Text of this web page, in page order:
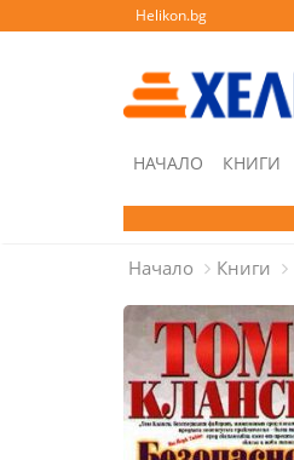
Helikon.bg
НАЧАЛО КНИГИ
Начало Книги